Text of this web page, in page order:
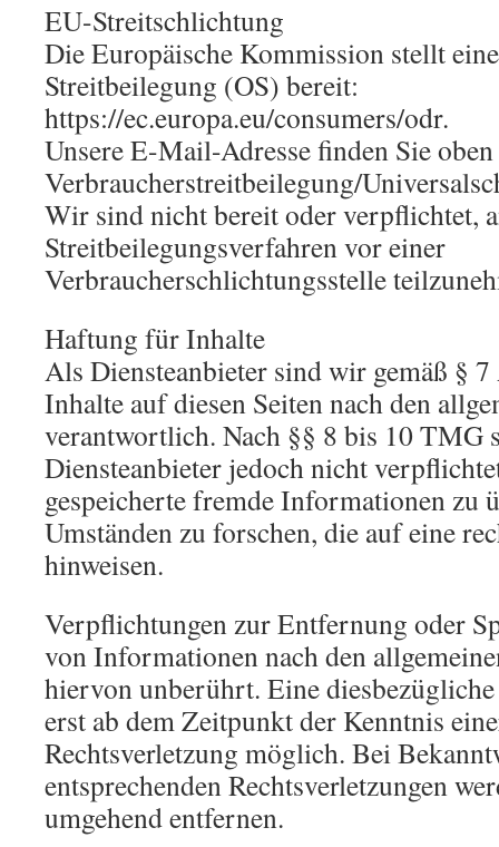
EU-Streitschlichtung
Die Europäische Kommission stellt
Streitbeilegung (OS) bereit:
https://ec.europa.eu/consumers/odr.
Unsere E-Mail-Adresse finden Sie
Verbraucherstreitbeilegung/
Wir sind nicht bereit oder verpflichtet,
Streitbeilegungsverfahren vor einer
Verbraucherschlichtungsstelle
Haftung für Inhalte
Als Diensteanbieter sind wir gemäß §
Inhalte auf diesen Seiten nach den
verantwortlich. Nach §§ 8 bis 10 TMG
Diensteanbieter jedoch nicht
gespeicherte fremde Informationen zu
Umständen zu forschen, die auf eine
hinweisen.
Verpflichtungen zur Entfernung oder
von Informationen nach den
hiervon unberührt. Eine
erst ab dem Zeitpunkt der Kenntnis
Rechtsverletzung möglich. Bei
entsprechenden Rechtsverletzungen
umgehend entfernen.